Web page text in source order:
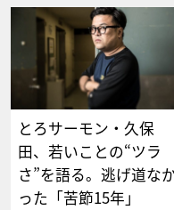
とろサーモン・久保
田、若いことの“ツラ
さ”を語る。逃げ道な
った「苦節15年」